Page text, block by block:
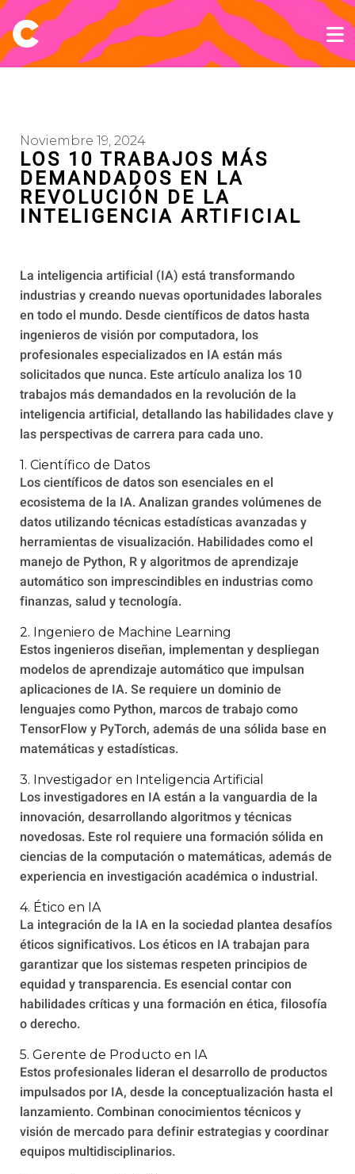
Noviembre 19, 2024
LOS 10 TRABAJOS MÁS
DEMANDADOS EN LA
REVOLUCIÓN DE LA
INTELIGENCIA ARTIFICIAL
La inteligencia artificial (IA) está transformando
industrias y creando nuevas oportunidades laborales
en todo el mundo. Desde científicos de datos hasta
ingenieros de visión por computadora, los
profesionales especializados en IA están más
solicitados que nunca. Este artículo analiza los 10
trabajos más demandados en la revolución de la
inteligencia artificial, detallando las habilidades clave y
las perspectivas de carrera para cada uno.
1. Científico de Datos
Los científicos de datos son esenciales en el
ecosistema de la IA. Analizan grandes volúmenes de
datos utilizando técnicas estadísticas avanzadas y
herramientas de visualización. Habilidades como el
manejo de Python, R y algoritmos de aprendizaje
automático son imprescindibles en industrias como
finanzas, salud y tecnología.
2. Ingeniero de Machine Learning
Estos ingenieros diseñan, implementan y despliegan
modelos de aprendizaje automático que impulsan
aplicaciones de IA. Se requiere un dominio de
lenguajes como Python, marcos de trabajo como
TensorFlow y PyTorch, además de una sólida base en
matemáticas y estadísticas.
3. Investigador en Inteligencia Artificial
Los investigadores en IA están a la vanguardia de la
innovación, desarrollando algoritmos y técnicas
novedosas. Este rol requiere una formación sólida en
ciencias de la computación o matemáticas, además de
experiencia en investigación académica o industrial.
4. Ético en IA
La integración de la IA en la sociedad plantea desafíos
éticos significativos. Los éticos en IA trabajan para
garantizar que los sistemas respeten principios de
equidad y transparencia. Es esencial contar con
habilidades críticas y una formación en ética, filosofía
o derecho.
5. Gerente de Producto en IA
Estos profesionales lideran el desarrollo de productos
impulsados por IA, desde la conceptualización hasta el
lanzamiento. Combinan conocimientos técnicos y
visión de mercado para definir estrategias y coordinar
equipos multidisciplinarios.